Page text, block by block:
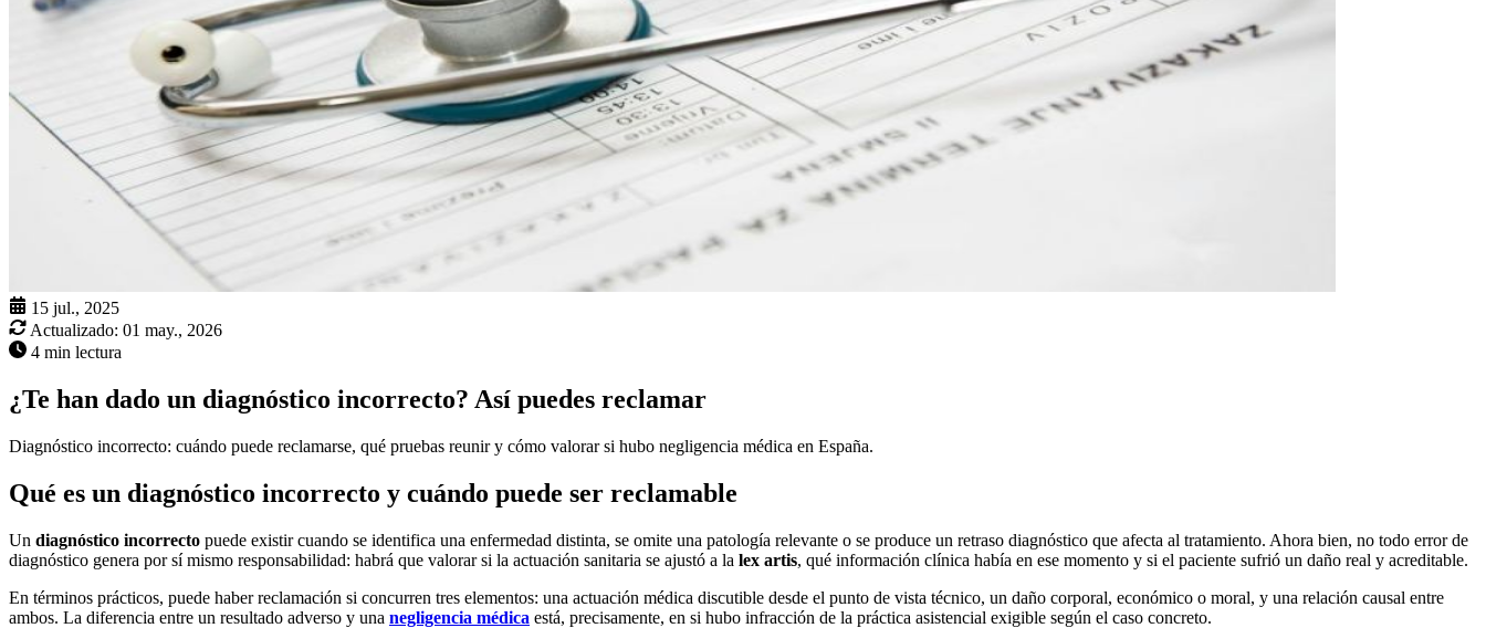
15 jul., 2025
Actualizado: 01 may., 2026
4 min lectura
¿Te han dado un diagnóstico incorrecto? Así puedes reclamar
Diagnóstico incorrecto: cuándo puede reclamarse, qué pruebas reunir y cómo valorar si hubo negligencia médica en España.
Qué es un diagnóstico incorrecto y cuándo puede ser reclamable
Un diagnóstico incorrecto puede existir cuando se identifica una enfermedad distinta, se omite una patología relevante o se produce un retraso diagnóstico que afecta al tratamiento. Ahora bien, no todo error de
diagnóstico genera por sí mismo responsabilidad: habrá que valorar si la actuación sanitaria se ajustó a la lex artis, qué información clínica había en ese momento y si el paciente sufrió un daño real y acreditable.
En términos prácticos, puede haber reclamación si concurren tres elementos: una actuación médica discutible desde el punto de vista técnico, un daño corporal, económico o moral, y una relación causal entre
ambos. La diferencia entre un resultado adverso y una negligencia médica está, precisamente, en si hubo infracción de la práctica asistencial exigible según el caso concreto.